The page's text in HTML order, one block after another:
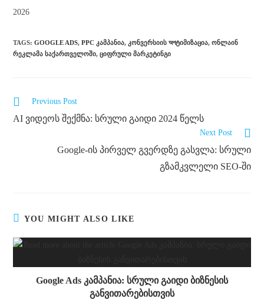
2026
TAGS:GOOGLE ADS, PPC ᲙᲐᲛᲞᲐᲜᲘᲐ, ᲙᲝᲜᲕᲔᲠᲡᲘᲘᲡ অপᲢᲘᲛᲘᲖᲐᲪᲘᲐ, ᲝᲜᲚᲐᲘᲜ
ᲠᲔᲙᲚᲐᲛᲐ ᲡᲐᲥᲐᲠᲗᲕᲔᲚᲝᲨᲘ, ᲪᲘᲤᲠᲣᲚᲘ ᲛᲐᲠᲙᲔᲢᲘᲜᲒᲘ
Previous Post
AI ვიდეოს შექმნა: სრული გაიდი 2024 წელს
Next Post
Google-ის პირველ გვერდზე გასვლა: სრული
გზამკვლელი SEO-ში
YOU MIGHT ALSO LIKE
Google Ads კამპანია: სრული გაიდი ბიზნესის
განვითარებისთვის